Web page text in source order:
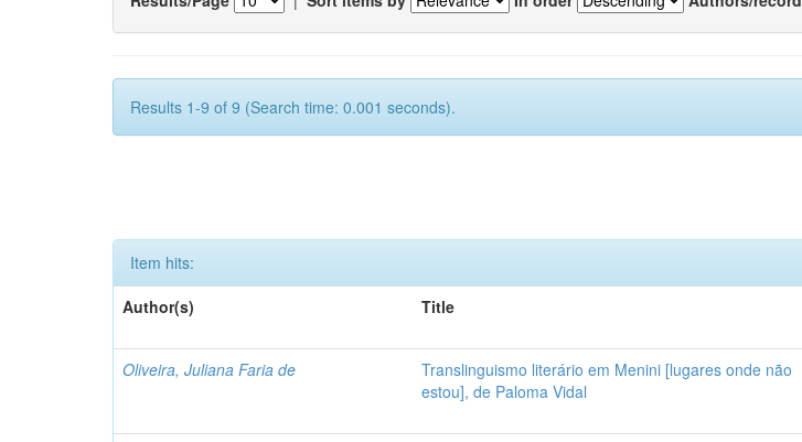
Results 1-9 of 9 (Search time: 0.001 seconds).
Item hits:
Author(s)
Title
Oliveira, Juliana Faria de
Translinguismo literário em Menini [lugares onde não
estou], de Paloma Vidal